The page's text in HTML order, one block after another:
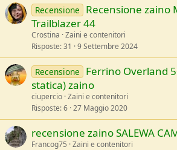
Recensione
Recensione zaino
Trailblazer 44
Crostina Zaini e contenitori
Risposte 31 9 Settembre 2024
Recensione
Ferrino Overland
statica) zaino
ciupercio Zaini e contenitori
Risposte 6 27 Maggio 2020
recensione zaino SALEWA
Francog75 Zaini e contenitori